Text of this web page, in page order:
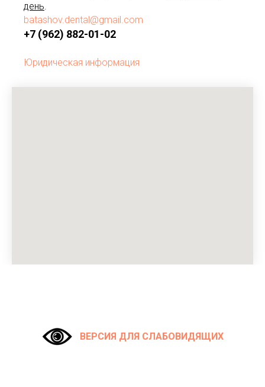
день.
batashov.dental@gmail.com
+7 (962) 882-01-02
Юридическая информация
ВЕРСИЯ ДЛЯ СЛАБОВИДЯЩИХ